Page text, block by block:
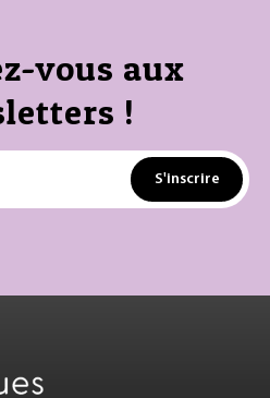
vous aux
!
S'inscrire